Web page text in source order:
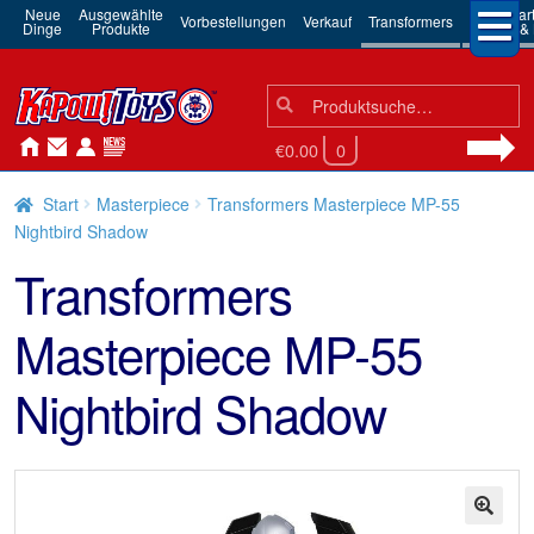
Neue
Dinge
Ausgewählte
Produkte Vorbestellungen Verkauf Transformers 3rd
Robots
Suchen
nach:
Suche
€0.00 0
Start Masterpiece
Transformers Masterpiece MP-55
Nightbird Shadow
Transformers
Masterpiece MP-55
Nightbird Shadow